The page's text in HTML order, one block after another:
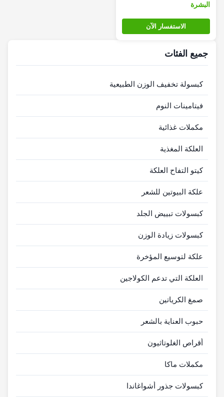
البشرة
الاستفسار الآن
جميع الفئات
كبسولة تخفيف الوزن الطبيعية
فيتامينات النوم
مكملات غذائية
العلكة المغذية
كيتو التفاح العلكة
علكة البيوتين للشعر
كبسولات تبييض الجلد
كبسولات زيادة الوزن
علكة لتوسيع المؤخرة
العلكة التي تدعم الكولاجين
صمغ الكرياتين
حبوب العناية بالشعر
أقراص الغلوتاثيون
مكملات ماكا
كبسولات جذور أشواغاندا